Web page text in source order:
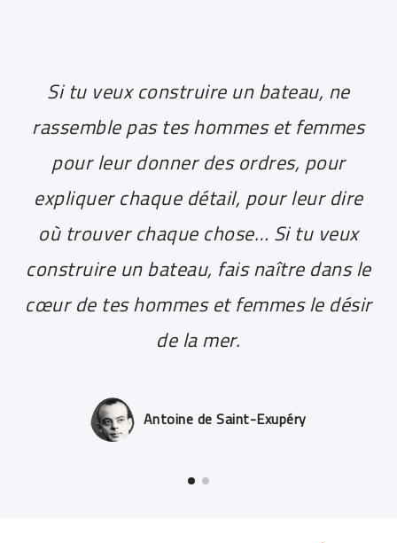
Si tu veux construire un bateau, ne
rassemble pas tes hommes et femmes
pour leur donner des ordres, pour
expliquer chaque détail, pour leur dire
où trouver chaque chose… Si tu veux
construire un bateau, fais naître dans le
cœur de tes hommes et femmes le désir
de la mer.
Antoine de Saint-Exupéry